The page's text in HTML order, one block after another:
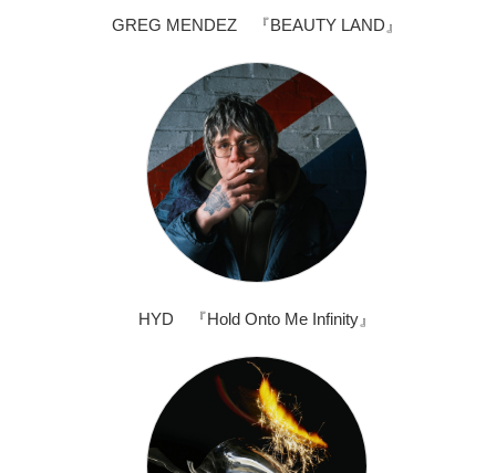
GREG MENDEZ 『BEAUTY LAND』
HYD 『Hold Onto Me Infinity』